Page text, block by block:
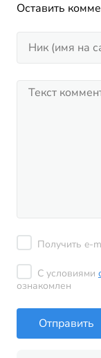
Оставить
Получить e-
С условиями
ознакомлен
Отправить